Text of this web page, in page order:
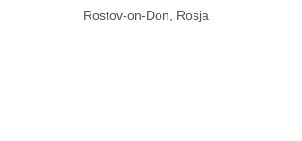
Rostov-on-Don, Rosja